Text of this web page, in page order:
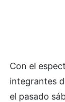
Con el
integrantes
el pasado